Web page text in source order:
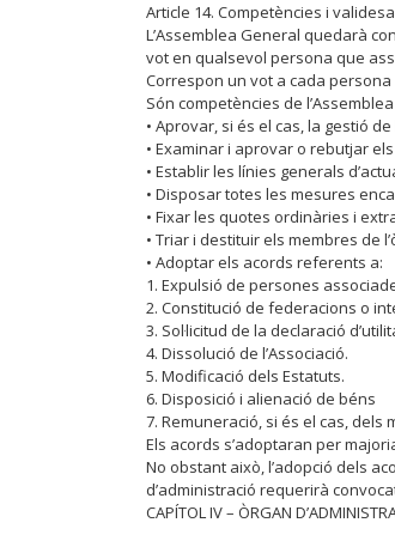
Article 14. Competències i
L’Assemblea General quedarà
vot en qualsevol persona que
Correspon un vot a cada persona
Són competències de
• Aprovar, si és el cas, la gestió de
• Examinar i aprovar o rebutjar
• Establir les línies generals
• Disposar totes les mesures
• Fixar les quotes ordinàries i
• Triar i destituir els membres de
• Adoptar els acords referents a:
1. Expulsió de persones
2. Constitució de federacions o
3. Sol·licitud de la declaració
4. Dissolució de l’Associació.
5. Modificació dels Estatuts.
6. Disposició i alienació de béns
7. Remuneració, si és el cas, dels
Els acords s’adoptaran per
No obstant això, l’adopció dels
d’administració requerirà
CAPÍTOL IV – ÒRGAN